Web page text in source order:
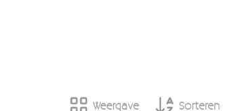
Weergave Sorteren